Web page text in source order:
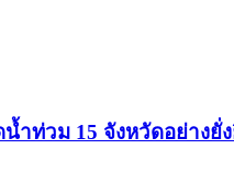
ำท่วม 15 จังหวัดอย่างยั่